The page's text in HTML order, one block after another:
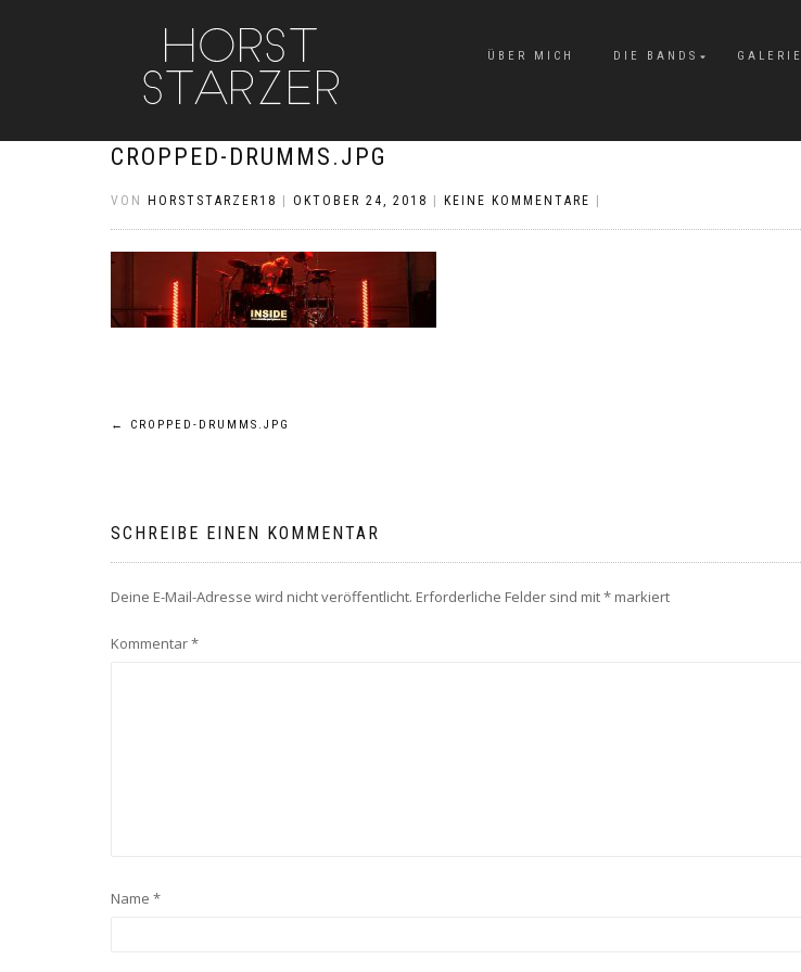
ÜBER MICH DIE BANDS GALERIE
CROPPED-DRUMMS.JPG
VON HORSTSTARZER18 OKTOBER 24, 2018 KEINE KOMMENTARE
Beitragsnavigation
← CROPPED-DRUMMS.JPG
SCHREIBE EINEN KOMMENTAR
Deine E-Mail-Adresse wird nicht veröffentlicht. Erforderliche Felder sind mit* markiert
Kommentar*
Name *